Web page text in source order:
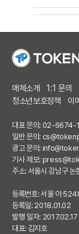
매체소개 1:1 문의
청소년보호정책
이
대표 문의: 02-6674-
일반 문의:
광고 문의:
기사 제보:
주소: 서울시 강남구
등록번호: 서울 아
등록일: 2018.01.02
발행 일자: 2017.02.17
대표: 김지호